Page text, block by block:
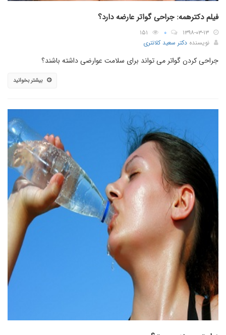
فیلم دکترهمه: جراحی گواتر عارضه دارد؟
۱۳۹۸-۰۳-۱۳ ۰
۱۵۱
نویسنده دکتر سعید کلانتری
جراحی کردن گواتر می تواند برای سلامت عوارضی داشته باشند؟
بیشتر بخوانید